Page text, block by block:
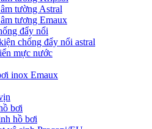
tường Astral
tương Emaux
đẩy nổi
chống đẩy nổi astral
mực nước
inox Emaux
bơi
hồ bơi